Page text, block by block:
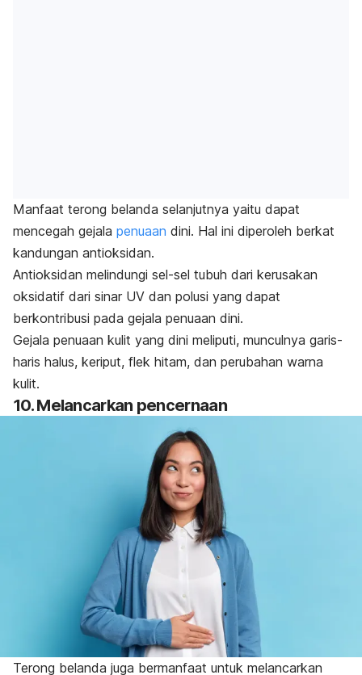
Manfaat terong belanda selanjutnya yaitu dapat
mencegah gejala penuaan dini. Hal ini diperoleh berkat
kandungan antioksidan.
Antioksidan melindungi sel-sel tubuh dari kerusakan
oksidatif dari sinar UV dan polusi yang dapat
berkontribusi pada gejala penuaan dini.
Gejala penuaan kulit yang dini meliputi, munculnya garis-
haris halus, keriput, flek hitam, dan perubahan warna
kulit.
10. Melancarkan pencernaan
Terong belanda juga bermanfaat untuk melancarkan